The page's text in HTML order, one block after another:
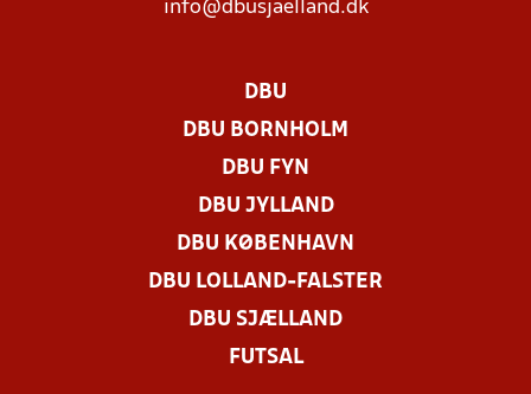
info@dbusjaelland.dk
DBU
DBU BORNHOLM
DBU FYN
DBU JYLLAND
DBU KØBENHAVN
DBU LOLLAND-FALSTER
DBU SJÆLLAND
FUTSAL